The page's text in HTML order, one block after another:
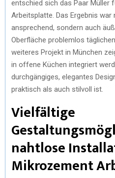
entschied sich das Paar Müller
Arbeitsplatte. Das Ergebnis
ansprechend, sondern auch
Oberfläche problemlos
weiteres Projekt in München
in offene Küchen integriert
durchgängiges, elegantes
praktisch als auch stilvoll ist.
Vielfältige
nahtlose
Mikrozement